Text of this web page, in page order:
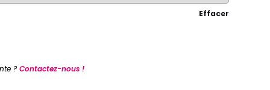
Effacer
?Contactez-nous !